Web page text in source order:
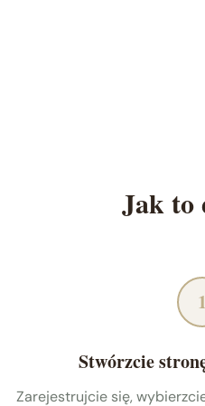
Jak to
1
Stwórzcie
Zarejestrujcie się,